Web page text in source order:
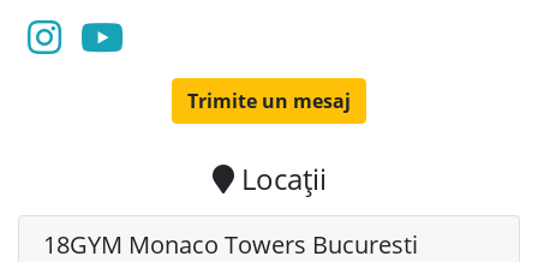
Trimite un mesaj
Locații
18GYM Monaco Towers Bucuresti